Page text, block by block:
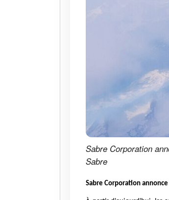
Sabre Corporation
Sabre
Sabre Corporation